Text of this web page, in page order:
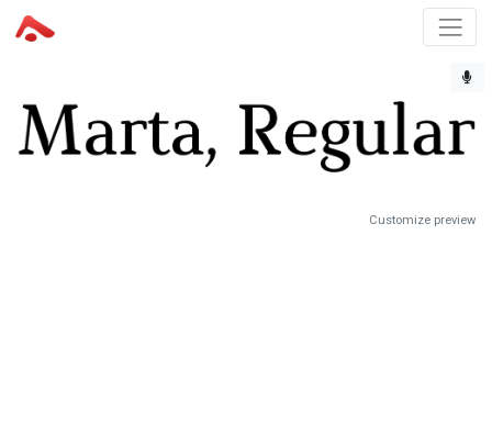
Customize preview